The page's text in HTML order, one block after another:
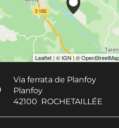
Via ferrata de Planfoy
Planfoy
42100 ROCHETAILLÉE